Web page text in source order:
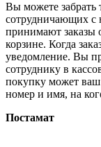
Вы можете забрать
сотрудничающих с
принимают заказы
корзине. Когда
уведомление. Вы
сотруднику в
покупку может ваш
номер и имя, на
Постамат